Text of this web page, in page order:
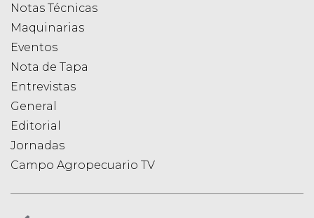
Notas Técnicas
Maquinarias
Eventos
Nota de Tapa
Entrevistas
General
Editorial
Jornadas
Campo Agropecuario TV